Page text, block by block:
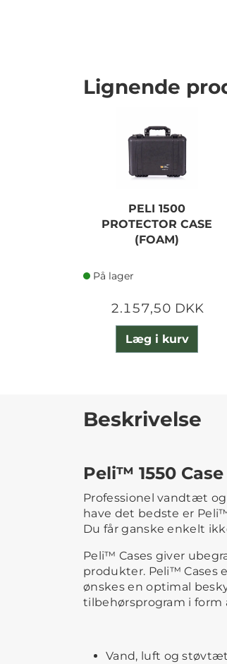
Lignende
PELI 1500
PROTECTOR CASE
(FOAM)
På lager
2.157,50 DKK
Læg i kurv
Beskrivelse
Peli™ 1550
Professionel vandtæt
have det bedste er
Du får ganske enkelt
Peli™ Cases giver
produkter. Peli™ Cases
ønskes en optimal
tilbehørsprogram i
Vand, luft og støvtæt